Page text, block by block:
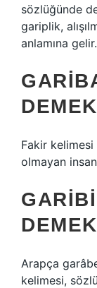
sözlüğünde
gariplik,
anlamına gelir.
Fakir kelimesi
olmayan
Arapça
kelimesi,